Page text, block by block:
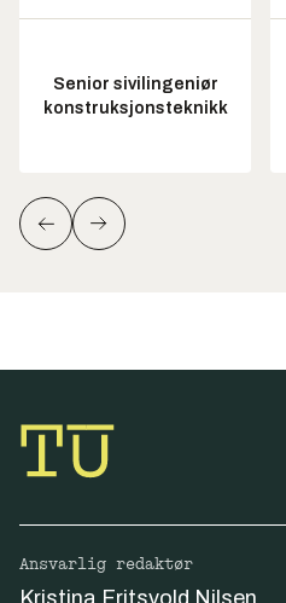
Senior sivilingeniør
konstruksjonsteknikk
Ansvarlig redaktør